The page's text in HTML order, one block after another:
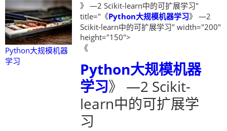
Python大规模机器
学习
》 —2 Scikit-learn中的可扩展学习"
title="《Python大规模机器学习》 —2
Scikit-learn中的可扩展学习" width="200"
height="150">
《
Python大规模机器
学习》 —2 Scikit-
learn中的可扩展学
习